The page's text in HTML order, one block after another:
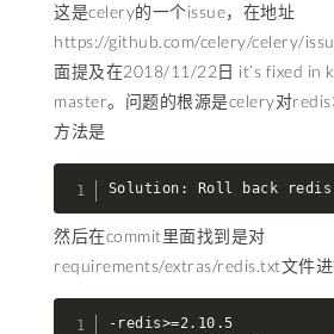
这是celery的一个issue，在地址
https://github.com/celery/celery/
面提及在2018/11/22日 it’s fixed in
master。问题的根源是celery对
方法是
Solution: Roll back
然后在commit里面找到是对
requirements/extras/redis.txt文件进
-redis>=2.10.5